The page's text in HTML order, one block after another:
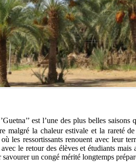
est l’une des plus belles
malgré la chaleur estivale et la rareté
les ressortissants renouent avec leur
le retour des élèves et étudiants mais
un congé mérité longtemps